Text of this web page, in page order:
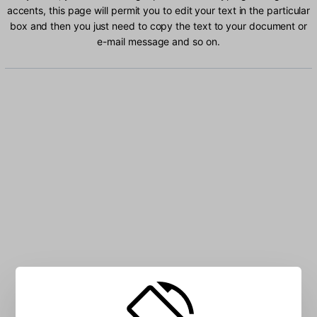
accents, this page will permit you to edit your text in the particular
box and then you just need to copy the text to your document or
e-mail message and so on.
Type Portuguese characters into the box: